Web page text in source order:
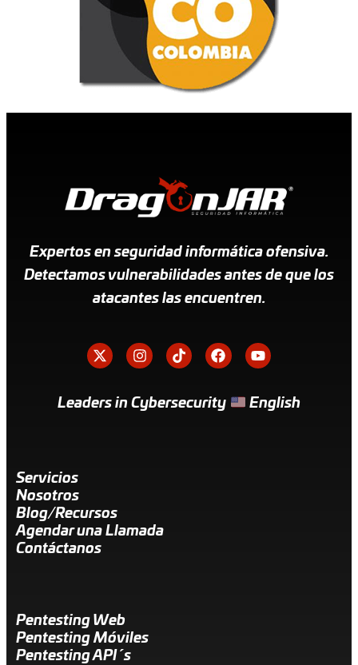
Expertos en seguridad informática ofensiva.
Detectamos vulnerabilidades antes de que los
atacantes las encuentren.
Leaders in Cybersecurity English
Servicios
Nosotros
Blog/Recursos
Agendar una Llamada
Contáctanos
Pentesting Web
Pentesting Móviles
Pentesting API´s